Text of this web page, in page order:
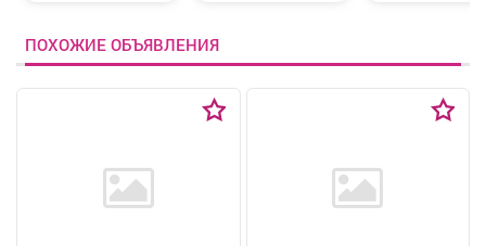
ПОХОЖИЕ ОБЪЯВЛЕНИЯ